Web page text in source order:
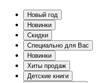
Новый год
Новинки
Скидки
Специально для Вас
Новинки
Хиты продаж
Детские книги